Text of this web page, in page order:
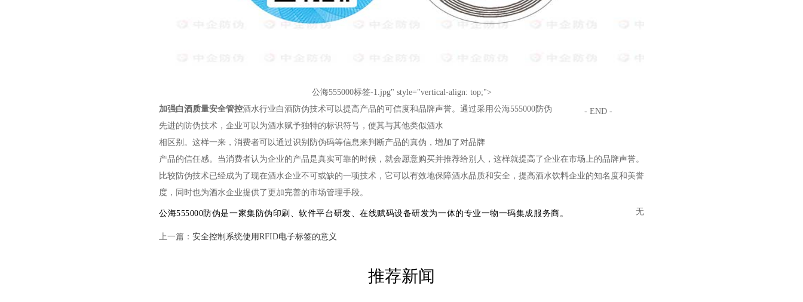
公海555000标签-1.jpg" style="vertical-align: top;">
加强白酒质量安全管控酒水行业白酒 防伪技术可以提高产品的可信度和品牌声誉。通过采用公海555000防伪
先进的防伪技术，企业可以为酒水赋予独特的标识符号，使其与其他类似酒水
相区别。这样一来，消费者可以通过识别防伪码等信息来判断产品的真伪，增加了对品牌
产品的信任感。当消费者认为企业的产品是真实可靠的时候，就会愿意购买并推荐给别人，这样就提高了企业在市场上的品牌声誉。
比较防伪技术已经成为了现在酒水企业不可或缺的一项技术，它可以有效地保障酒水品质和安全，提高酒水饮料企业的知名度和美誉
度，同时也为酒水企业提供了更加完善的市场管理手段。
公海555000防伪是一家集防伪印刷、软件平台研发、在线赋码设备研发为一体的专业一物一码集成服务商。
- END -
上一篇： 安全控制系统使用RFID电子标签的意义
无
推荐新闻